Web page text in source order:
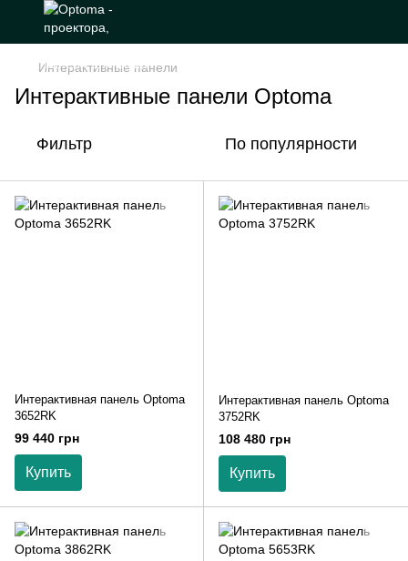
Интерактивные панели
Интерактивные панели Optoma
Фильтр По популярности
Интерактивная панель Optoma
3652RK
99 440 грн
Купить
Интерактивная панель Optoma
3752RK
108 480 грн
Купить